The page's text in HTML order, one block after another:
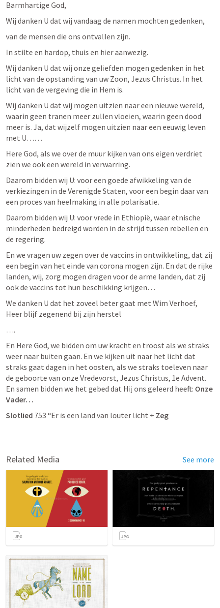
Barmhartige God,
Wij danken U dat wij vandaag de namen mochten gedenken,
van de mensen die ons ontvallen zijn.
In stilte en hardop, thuis en hier aanwezig.
Wij danken U dat wij onze geliefden mogen gedenken in het
licht van de opstanding van uw Zoon, Jezus Christus. In het
licht van de vergeving die in Hem is.
Wij danken U dat wij mogen uitzien naar een nieuwe wereld,
waarin geen tranen meer zullen vloeien, waarin geen dood
meer is. Ja, dat wijzelf mogen uitzien naar een eeuwig leven
met U……
Here God, als we over de muur kijken van ons eigen verdriet
zien we ook een wereld in verwarring.
Daarom bidden wij U: voor een goede afwikkeling van de
verkiezingen in de Verenigde Staten, voor een begin daar van
een proces van heelmaking in alle polarisatie.
Daarom bidden wij U: voor vrede in Ethiopië, waar etnische
minderheden bedreigd worden in de strijd tussen rebellen en
de regering.
En we vragen uw zegen over de vaccins in ontwikkeling, dat zij
een begin van het einde van corona mogen zijn. En dat de rijke
landen, wij, zorg mogen dragen voor de arme landen, dat zij
ook de vaccins tot hun beschikking krijgen…
We danken U dat het zoveel beter gaat met Wim Verhoef,
Heer blijf zegenend bij zijn herstel
….
En Here God, we bidden om uw kracht en troost als we straks
weer naar buiten gaan. En we kijken uit naar het licht dat
straks gaat dagen in het oosten, als we straks toeleven naar
de geboorte van onze Vredevorst, Jezus Christus, 1e Advent.
En samen bidden we het gebed dat Hij ons geleerd heeft: Onze
Vader…
Slotlied 753 “Er is een land van louter licht + Zeg
Related Media See more